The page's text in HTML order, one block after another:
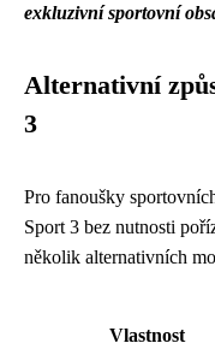
exkluzivní sportovní
Alternativní
3
Pro fanoušky
Sport 3 bez nutnosti
několik alternativních
Vlastnost